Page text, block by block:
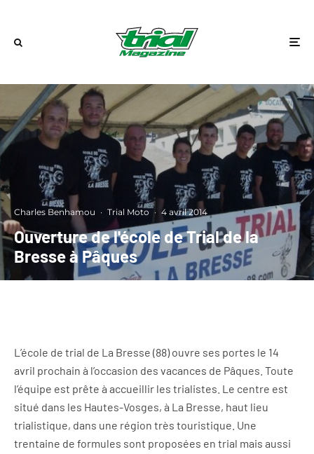
Charles Benhamou · Trial Moto · 4 avril 2014
Ouverture de l'école de Trial de la
Bresse à Pâques
L’école de trial de La Bresse (88) ouvre ses portes le 14
avril prochain à l’occasion des vacances de Pâques. Toute
l’équipe est prête à accueillir les trialistes. Le centre est
situé dans les Hautes-Vosges, à La Bresse, haut lieu
trialistique, dans une région très touristique. Une
trentaine de formules sont proposées en trial mais aussi